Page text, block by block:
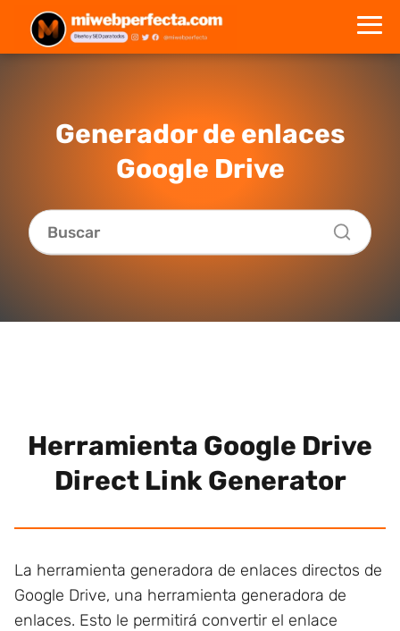
Generador de enlaces
Google Drive
Herramienta Google Drive
Direct Link Generator
La herramienta generadora de enlaces directos de
Google Drive, una herramienta generadora de
enlaces. Esto le permitirá convertir el enlace